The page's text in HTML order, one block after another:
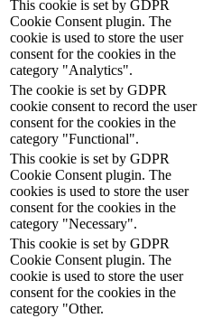
This cookie is set by GDPR
Cookie Consent plugin. The
cookie is used to store the user
consent for the cookies in the
category "Analytics".
The cookie is set by GDPR
cookie consent to record the user
consent for the cookies in the
category "Functional".
This cookie is set by GDPR
Cookie Consent plugin. The
cookies is used to store the user
consent for the cookies in the
category "Necessary".
This cookie is set by GDPR
Cookie Consent plugin. The
cookie is used to store the user
consent for the cookies in the
category "Other.